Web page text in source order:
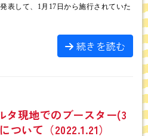
表して、1月17日から施行されていた
続きを読む
タ現地でのブースター(3
いて（2022.1.21）